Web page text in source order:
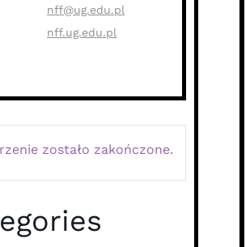
nff@ug.edu.pl
nff.ug.edu.pl
zostało zakończone.